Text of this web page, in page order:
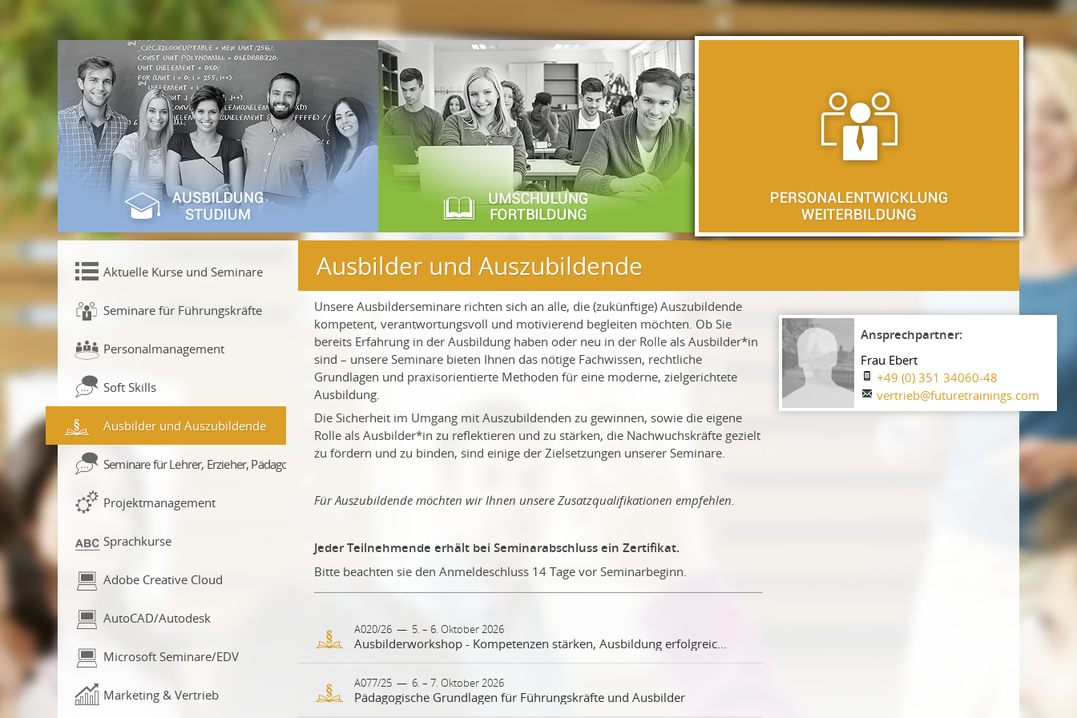
Aktuelle Kurse und Seminare
Seminare für Führungskräfte
Personalmanagement
Soft Skills
Ausbilder und Auszubildende
Seminare für Lehrer, Erzieher, Pädagogen
Projektmanagement
Sprachkurse
Adobe Creative Cloud
AutoCAD/Autodesk
Microsoft Seminare/EDV
Marketing & Vertrieb
Ausbilder und Auszubildende
Unsere Ausbilderseminare richten sich an alle, die (zukünftige) Auszubildende
kompetent, verantwortungsvoll und motivierend begleiten möchten. Ob Sie
bereits Erfahrung in der Ausbildung haben oder neu in der Rolle als Ausbilder*in
sind – unsere Seminare bieten Ihnen das nötige Fachwissen, rechtliche
Grundlagen und praxisorientierte Methoden für eine moderne, zielgerichtete
Ausbildung.
Die Sicherheit im Umgang mit Auszubildenden zu gewinnen, sowie die eigene
Rolle als Ausbilder*in zu reflektieren und zu stärken, die Nachwuchskräfte gezielt
zu fördern und zu binden, sind einige der Zielsetzungen unserer Seminare.
Für Auszubildende möchten wir Ihnen unsere Zusatzqualifikationen empfehlen.
Jeder Teilnehmende erhält bei Seminarabschluss ein Zertifikat.
Bitte beachten sie den Anmeldeschluss 14 Tage vor Seminarbeginn.
A020/26 — 5. – 6. Oktober 2026
Der 2 Tage - Ausbilderworkshop richtet sich an Ausbilderinnen und
Ausbilder, Ausbildungsbeauftragte sowie Fachkräfte, die aktiv in der
beruflichen Ausbildung tätig sind. Ziel ist es, fachliche, methodische
A077/25 — 6. – 7. Oktober 2026
Pädagogische Grundlagen für Führungskräfte und Ausbilder
Frau Ebert
+49 (0) 351 34060-48
vertrieb@futuretrainings.com